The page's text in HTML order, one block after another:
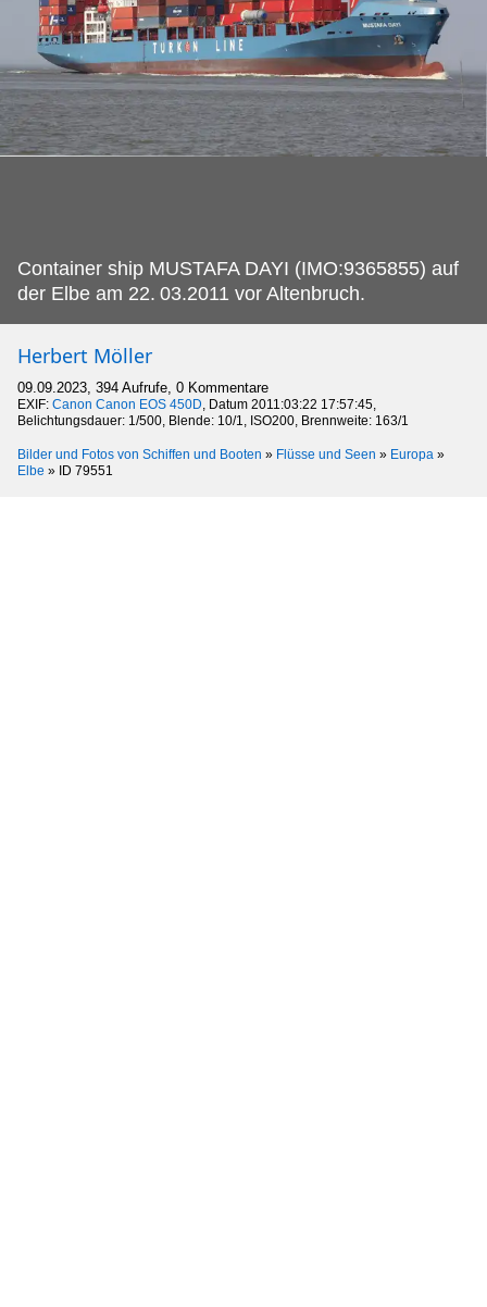
Container ship MUSTAFA DAYI (IMO:9365855) auf
der Elbe am 22. 03.2011 vor Altenbruch.
Herbert Möller
09.09.2023, 394 Aufrufe, 0 Kommentare
EXIF: Canon Canon EOS 450D, Datum 2011:03:22 17:57:45,
Belichtungsdauer: 1/500, Blende: 10/1, ISO200, Brennweite: 163/1
Bilder und Fotos von Schiffen und Booten » Flüsse und Seen » Europa »
Elbe » ID 79551